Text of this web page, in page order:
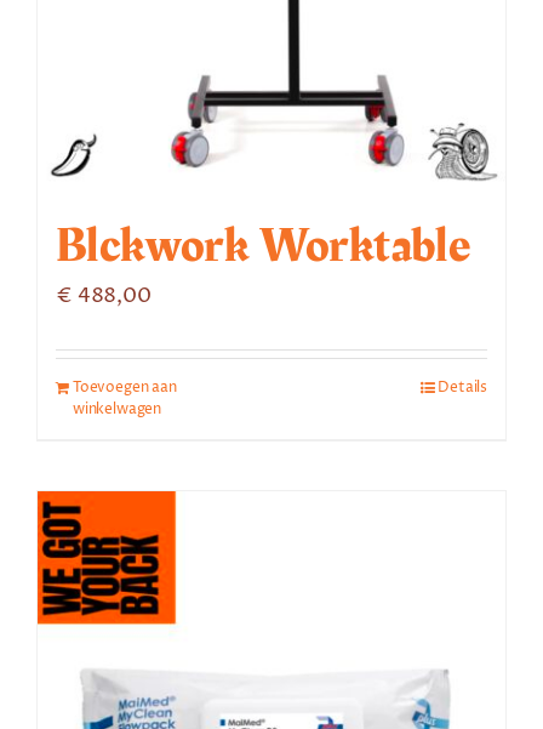
Blckwork Worktable
€ 488,00
Toevoegen aan
winkelwagen
Details